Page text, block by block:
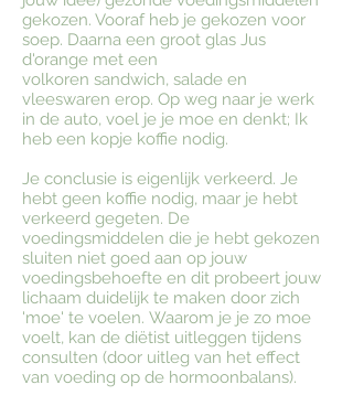
gekozen. Vooraf heb je gekozen voor
soep. Daarna een groot glas Jus
d'orange met een
volkoren sandwich, salade en
vleeswaren erop. Op weg naar je werk
in de auto, voel je je moe en denkt; Ik
heb een kopje koffie nodig.
Je conclusie is eigenlijk verkeerd. Je
hebt geen koffie nodig, maar je hebt
verkeerd gegeten. De
voedingsmiddelen die je hebt gekozen
sluiten niet goed aan op jouw
voedingsbehoefte en dit probeert jouw
lichaam duidelijk te maken door zich
'moe' te voelen. Waarom je je zo moe
voelt, kan de diëtist uitleggen tijdens
consulten (door uitleg van het effect
van voeding op de hormoonbalans).